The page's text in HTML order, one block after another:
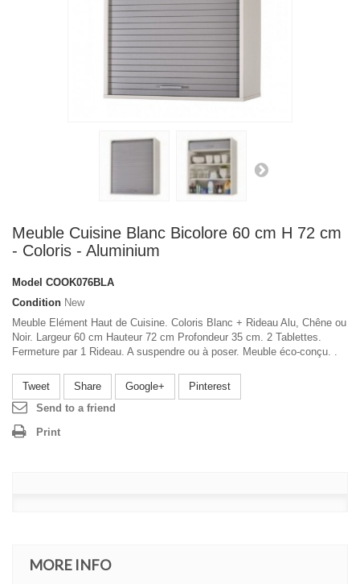
Meuble Cuisine Blanc Bicolore 60 cm H 72 cm
- Coloris - Aluminium
Model COOK076BLA
Condition New
Meuble Elément Haut de Cuisine. Coloris Blanc + Rideau Alu, Chêne ou
Noir. Largeur 60 cm Hauteur 72 cm Profondeur 35 cm. 2 Tablettes.
Fermeture par 1 Rideau. A suspendre ou à poser. Meuble éco-conçu. .
Tweet Share Google+
Pinterest
Send to a friend
Print
MORE INFO